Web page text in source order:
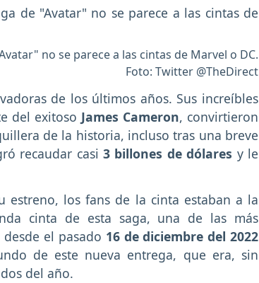
no se parece a las cintas de Marvel o DC.
Foto: Twitter @TheDirect
de los últimos años. Sus increíbles
del exitoso James Cameron, convirtieron
de la historia, incluso tras una breve
recaudar casi3 billones de dólares y le
estreno, los fans de la cinta estaban a la
cinta de esta saga, una de las más
el pasado 16 de diciembre del 2022
de este nueva entrega, que era, sin
del año.